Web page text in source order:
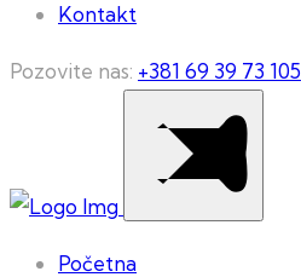
Kontakt
Pozovite nas: +381 69 39 73 105
Početna